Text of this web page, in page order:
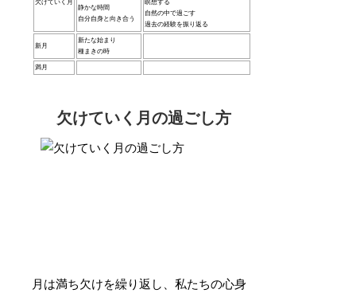
欠けていく月
静かな時間
自分自身と向き合う
瞑想する
自然の中で過ごす
過去の経験を振り返る
新月
新たな始まり
種まきの時
満月
欠けていく月の過ごし方
月は満ち欠けを繰り返し、私たちの心身